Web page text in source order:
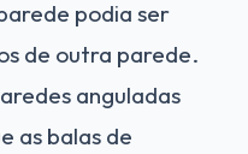
podia ser
de outra parede.
anguladas
as balas de